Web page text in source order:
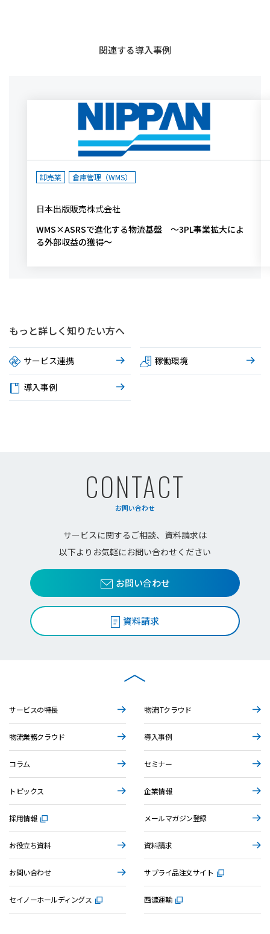
関連する導入事例
卸売業 倉庫管理（WMS）
日本出版販売株式会社
WMS×ASRSで進化する物流基盤 ～3PL事業拡大によ
る外部収益の獲得～
もっと詳しく知りたい方へ
サービス連携 稼働環境
導入事例
CONTACT
お問い合わせ
サービスに関するご相談、資料請求は
以下よりお気軽にお問い合わせください
お問い合わせ
資料請求
サービスの特長 物流ITクラウド
物流業務クラウド 導入事例
コラム セミナー
トピックス 企業情報
採用情報 メールマガジン登録
お役立ち資料 資料請求
お問い合わせ サプライ品注文サイト
セイノーホールディングス 西濃運輸